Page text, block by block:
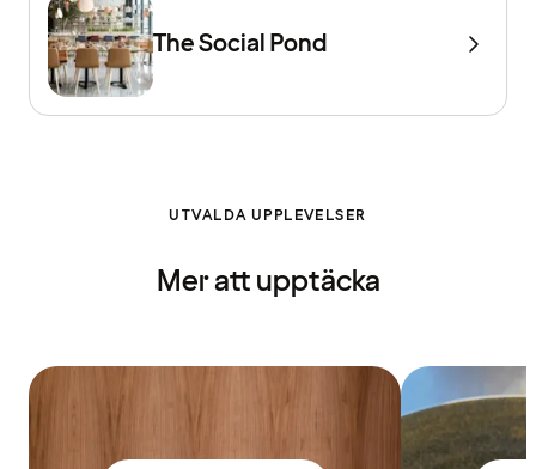
The Social Pond
UTVALDA UPPLEVELSER
Mer att upptäcka